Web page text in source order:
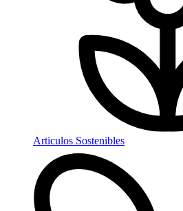
Articulos Sostenibles